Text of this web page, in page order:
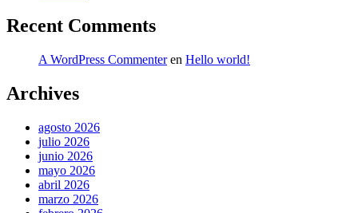
Recent Comments
A WordPress Commenteren Hello world!
Archives
agosto 2026
julio 2026
junio 2026
mayo 2026
abril 2026
marzo 2026